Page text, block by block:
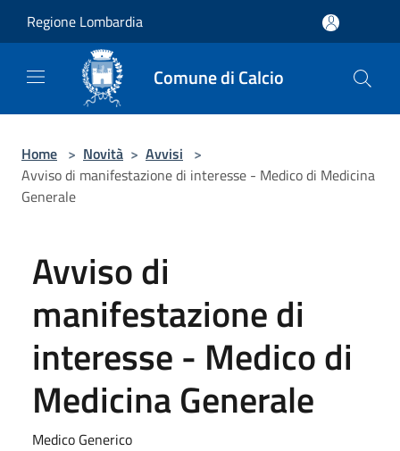
Regione Lombardia
Comune di Calcio
Home > Novità > Avvisi >
Avviso di manifestazione di interesse - Medico di Medicina
Generale
Avviso di
manifestazione di
interesse - Medico di
Medicina Generale
Medico Generico